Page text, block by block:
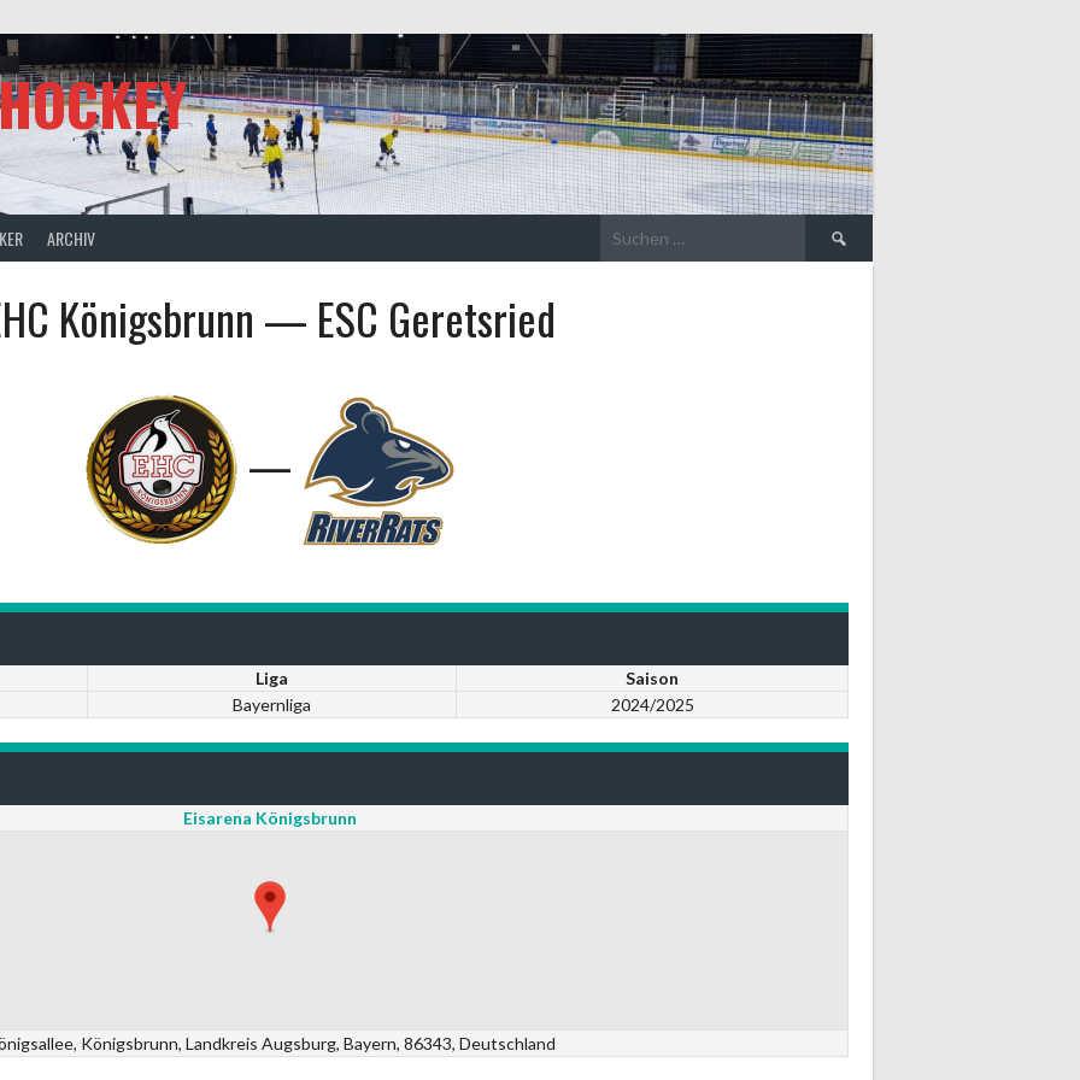
ARCHIV
Suche
nach:
Königsbrunn — ESC Geretsried
—
Liga
Saison
Bayernliga 2024/2025
Eisarena Königsbrunn
Königsbrunn, Landkreis Augsburg, Bayern, 86343, Deutschland